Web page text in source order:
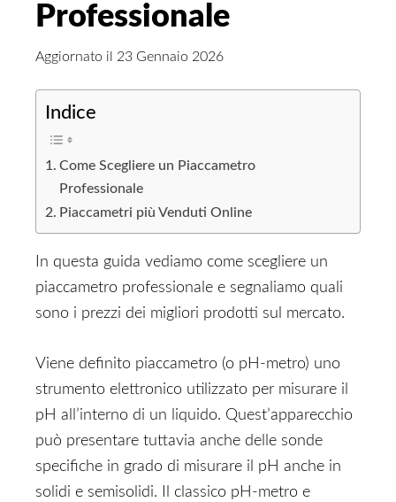
Professionale
Aggiornato il 23 Gennaio 2026
Indice
Come Scegliere un Piaccametro
Professionale
Piaccametri più Venduti Online
In questa guida vediamo come scegliere un
piaccametro professionale e segnaliamo quali
sono i prezzi dei migliori prodotti sul mercato.
Viene definito piaccametro (o pH-metro) uno
strumento elettronico utilizzato per misurare il
pH all’interno di un liquido. Quest’apparecchio
può presentare tuttavia anche delle sonde
specifiche in grado di misurare il pH anche in
solidi e semisolidi. Il classico pH-metro e